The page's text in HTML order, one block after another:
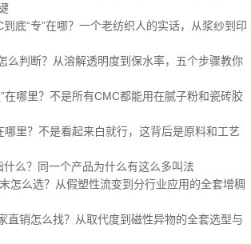
底“专”在哪？一个老纺织人的实话，从浆纱到印
么判断？从溶解透明度到保水率，五个步骤教你
在哪里？不是所有CMC都能用在腻子粉和瓷砖胶
哪里？不是看起来白就行，这背后是原料和工艺
么？同一个产品为什么有这么多叫法
怎么选？从假塑性流变到分行业应用的全套增稠
直销怎么找？从取代度到磁性异物的全套选型与